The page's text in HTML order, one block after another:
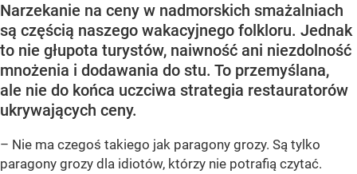
Narzekanie na ceny w nadmorskich smażalniach
są częścią naszego wakacyjnego folkloru. Jednak
to nie głupota turystów, naiwność ani niezdolność
mnożenia i dodawania do stu. To przemyślana,
ale nie do końca uczciwa strategia restauratorów
ukrywających ceny.
– Nie ma czegoś takiego jak paragony grozy. Są tylko
paragony grozy dla idiotów, którzy nie potrafią czytać.